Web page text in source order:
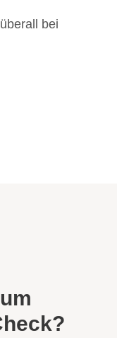
bei